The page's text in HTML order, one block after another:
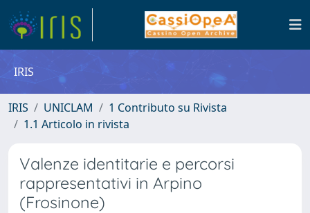
IRIS
IRIS UNICLAM
1 Contributo su Rivista
1.1 Articolo in rivista
Valenze identitarie e percorsi
rappresentativi in Arpino
(Frosinone)